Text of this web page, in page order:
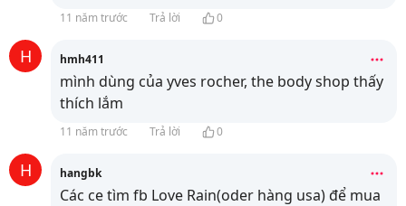
11 năm trước Trả lời 0
H hmh411
mình dùng của yves rocher, the body shop thấy
thích lắm
11 năm trước Trả lời 0
H hangbk
Các ce tìm fb Love Rain(oder hàng usa) để mua